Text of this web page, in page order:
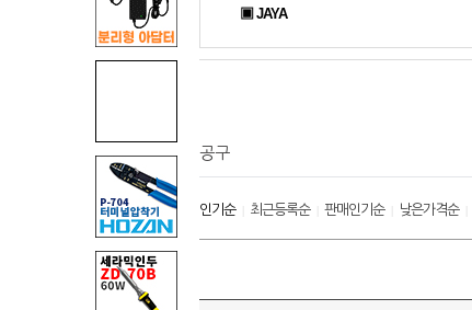
▣ JAYA
공구
인기순| 최근등록순| 판매인기순| 낮은가격순|